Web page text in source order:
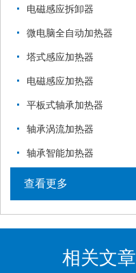
电磁感应拆卸器
微电脑全自动加热器
塔式感应加热器
电磁感应加热器
平板式轴承加热器
轴承涡流加热器
轴承智能加热器
查看更多
相关文章